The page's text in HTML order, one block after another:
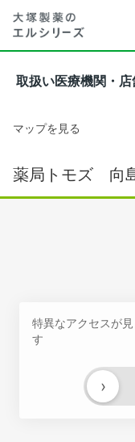
取扱い医療機関・店
マップを見る
薬局トモズ 向
特異なアクセスが
す
›